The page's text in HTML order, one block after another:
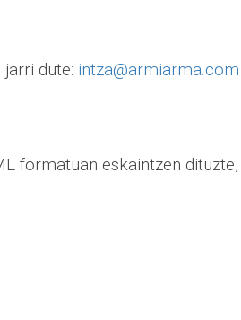
dute: intza@armiarma.com
formatuan eskaintzen dituzte,